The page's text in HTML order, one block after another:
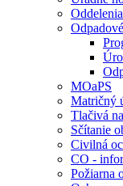
MOaPS
Matričný
Tlačivá
Sčítanie
Civilná
CO -
Požiarna